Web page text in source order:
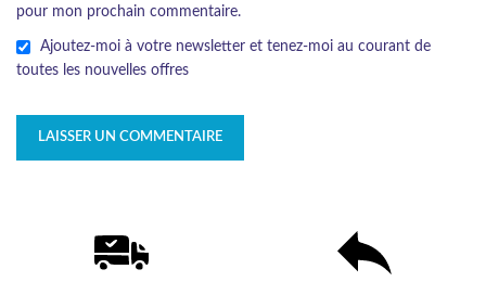
pour mon prochain commentaire.
Ajoutez-moi à votre newsletter et tenez-moi au courant de
toutes les nouvelles offres